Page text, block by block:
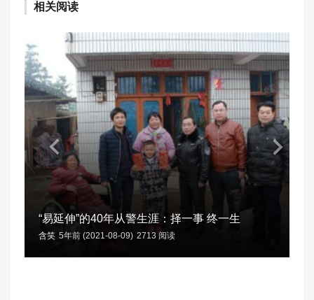
相关阅读
“易延伸”的40年从警生涯：择一事 终一生
含笑 5年前 (2021-08-09) 2713 阅读